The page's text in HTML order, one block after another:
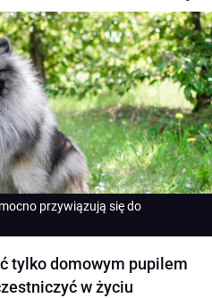
przywiązują się do
tylko domowym pupilem
w życiu